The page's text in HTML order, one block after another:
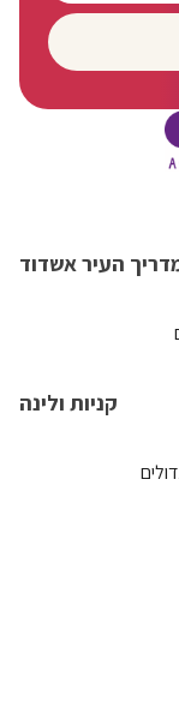
העיר אשדוד
קניות ולינה